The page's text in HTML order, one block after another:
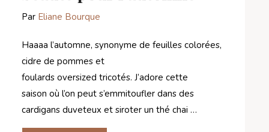
Par Eliane Bourque
Haaaa l’automne, synonyme de feuilles colorées,
cidre de pommes et
foulards oversized tricotés. J’adore cette
saison où l’on peut s’emmitoufler dans des
cardigans duveteux et siroter un thé chai …